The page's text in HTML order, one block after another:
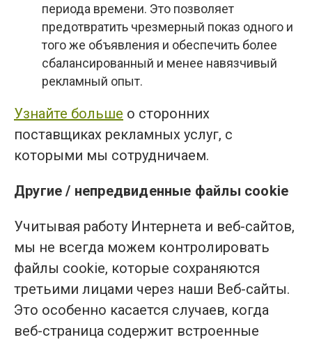
периода времени. Это позволяет
предотвратить чрезмерный показ одного и
того же объявления и обеспечить более
сбалансированный и менее навязчивый
рекламный опыт.
Узнайте больше о сторонних
поставщиках рекламных услуг, с
которыми мы сотрудничаем.
Другие / непредвиденные файлы cookie
Учитывая работу Интернета и веб-сайтов,
мы не всегда можем контролировать
файлы cookie, которые сохраняются
третьими лицами через наши Веб-сайты.
Это особенно касается случаев, когда
веб-страница содержит встроенные